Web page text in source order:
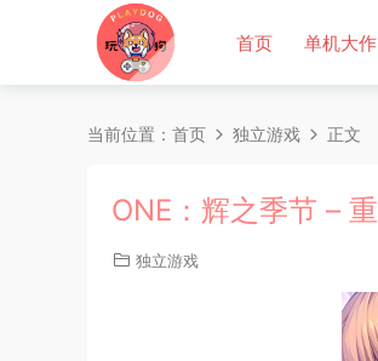
首页 单机大作
当前位置： 首页 独立游戏 正文
ONE：辉之季节 –
独立游戏